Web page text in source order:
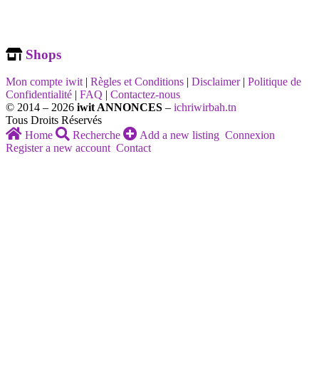
Shops
Mon compte iwit | Règles et Conditions | Disclaimer | Politique de
Confidentialité | FAQ | Contactez-nous
© 2014 – 2026 iwit ANNONCES – ichriwirbah.tn
Tous Droits Réservés
Home
Recherche Add a new listing Connexion
Register a new account Contact